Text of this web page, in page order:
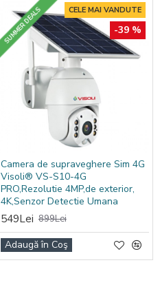
CELE MAI VANDUTE
SUMMER DEALS -39 %
Camera de supraveghere Sim 4G
Visoli® VS-S10-4G
PRO,Rezolutie 4MP,de exterior,
4K,Senzor Detectie Umana
549Lei 899Lei
Adaugă în Coş